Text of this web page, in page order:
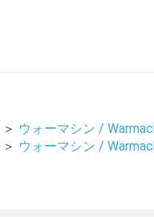
＞ ウォーマシン /
＞ ウォーマシン /